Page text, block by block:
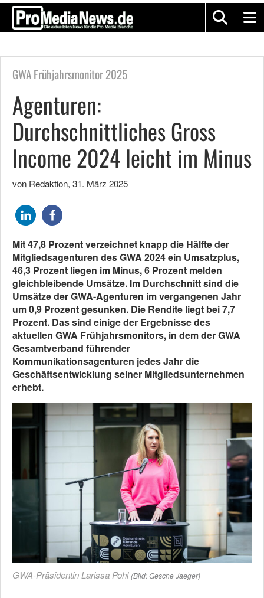
GWA Frühjahrsmonitor 2025
Agenturen:
Durchschnittliches Gross
Income 2024 leicht im Minus
von Redaktion, 31. März 2025
Mit 47,8 Prozent verzeichnet knapp die Hälfte der
Mitgliedsagenturen des GWA 2024 ein Umsatzplus,
46,3 Prozent liegen im Minus, 6 Prozent melden
gleichbleibende Umsätze. Im Durchschnitt sind die
Umsätze der GWA-Agenturen im vergangenen Jahr
um 0,9 Prozent gesunken. Die Rendite liegt bei 7,7
Prozent. Das sind einige der Ergebnisse des
aktuellen GWA Frühjahrsmonitors, in dem der GWA
Gesamtverband führender
Kommunikationsagenturen jedes Jahr die
Geschäftsentwicklung seiner Mitgliedsunternehmen
erhebt.
GWA-Präsidentin Larissa Pohl (Bild: Gesche Jaeger)